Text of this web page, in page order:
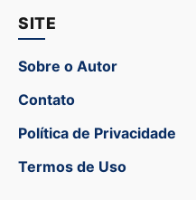
SITE
Sobre o Autor
Contato
Política de Privacidade
Termos de Uso